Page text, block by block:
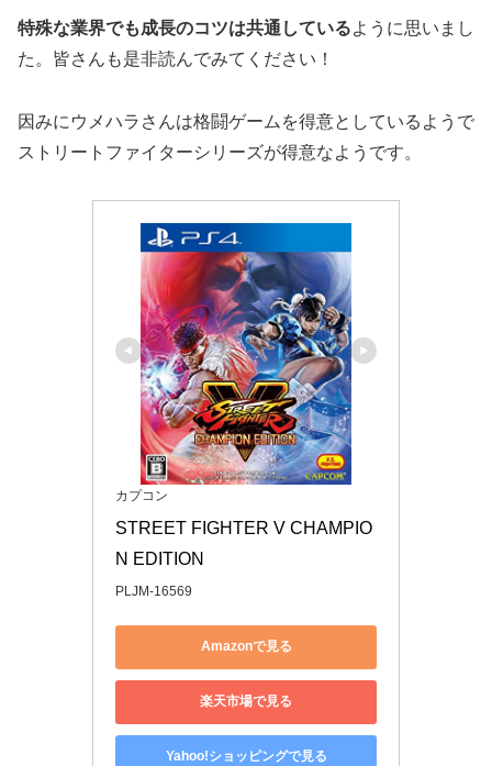
特殊な業界でも成長のコツは共通しているように思いまし
た。皆さんも是非読んでみてください！
因みにウメハラさんは格闘ゲームを得意としているようで
ストリートファイターシリーズが得意なようです。
カプコン
STREET FIGHTER V CHAMPIO
N EDITION
PLJM-16569
Amazonで見る
楽天市場で見る
Yahoo!ショッピングで見る